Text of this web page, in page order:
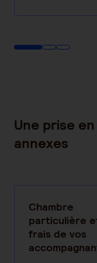
Une prise
annexes
Chambre
particulière
frais de vos